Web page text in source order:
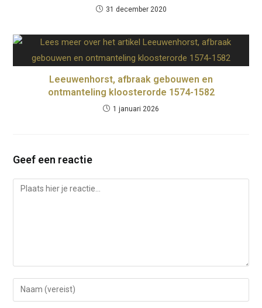
31 december 2020
Leeuwenhorst, afbraak gebouwen en
ontmanteling kloosterorde 1574-1582
1 januari 2026
Geef een reactie
Reactie
Voer
je